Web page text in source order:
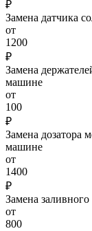
₽
Замена датчика
от
1200
₽
Замена
машине
от
100
₽
Замена дозатора
машине
от
1400
₽
Замена
от
800